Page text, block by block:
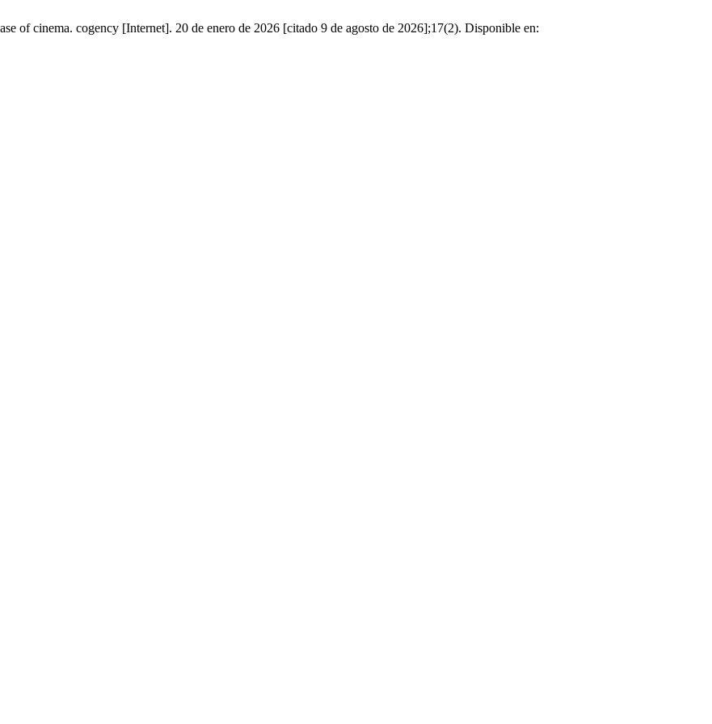
of cinema. cogency [Internet]. 20 de enero de 2026 [citado 9 de agosto de 2026];17(2). Disponible en: